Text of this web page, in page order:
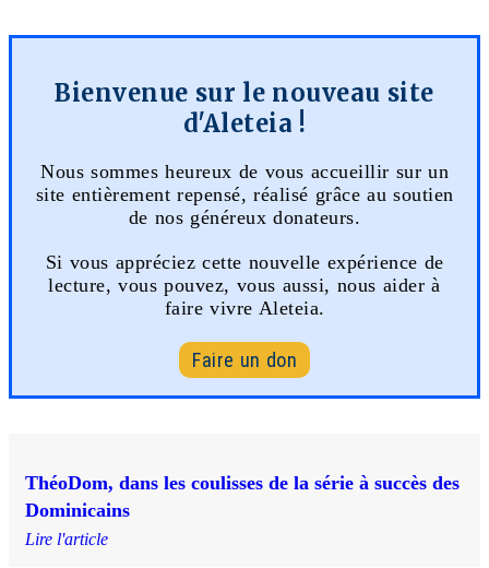
Bienvenue sur le nouveau site
d'Aleteia !
Nous sommes heureux de vous accueillir sur un
site entièrement repensé, réalisé grâce au soutien
de nos généreux donateurs.
Si vous appréciez cette nouvelle expérience de
lecture, vous pouvez, vous aussi, nous aider à
faire vivre Aleteia.
Faire un don
ThéoDom, dans les coulisses de la série à succès des
Dominicains
Lire l'article